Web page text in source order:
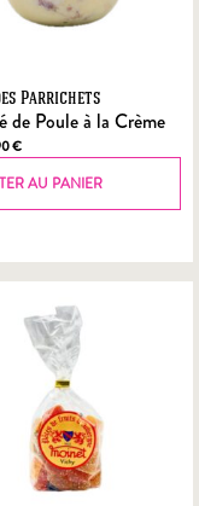
Parrichets
de Poule à la Crème
€
AU PANIER